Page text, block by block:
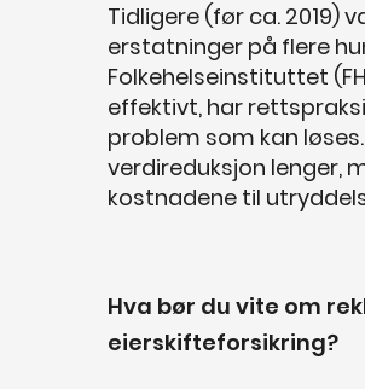
Tidligere (før ca. 2019)
erstatninger på flere
Folkehelseinstituttet
effektivt, har
problem som kan
verdireduksjon lenger,
kostnadene til
Hva bør du vite om
eierskifteforsikring?